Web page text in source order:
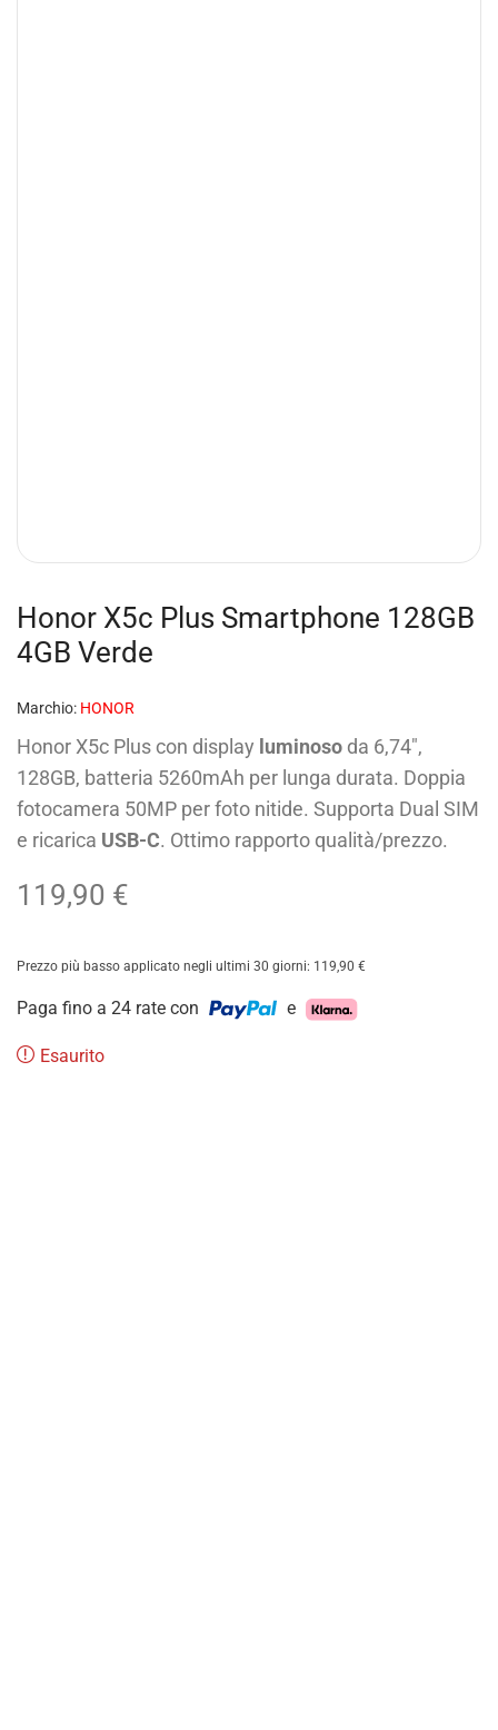
Honor X5c Plus Smartphone 128GB
4GB Verde
Marchio: HONOR
Honor X5c Plus con display luminoso da 6,74″,
128GB, batteria 5260mAh per lunga durata. Doppia
fotocamera 50MP per foto nitide. Supporta Dual SIM
e ricarica USB-C. Ottimo rapporto qualità/prezzo.
119,90 €
Prezzo più basso applicato negli ultimi 30 giorni: 119,90 €
Paga fino a 24 rate con e
Esaurito